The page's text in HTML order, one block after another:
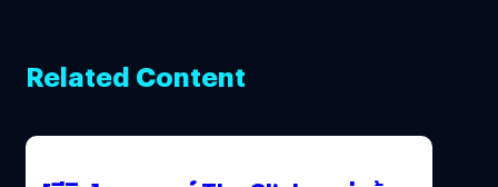
Related Content